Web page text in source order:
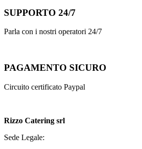
SUPPORTO 24/7
Parla con i nostri operatori 24/7
PAGAMENTO SICURO
Circuito certificato Paypal
Rizzo Catering srl
Sede Legale: